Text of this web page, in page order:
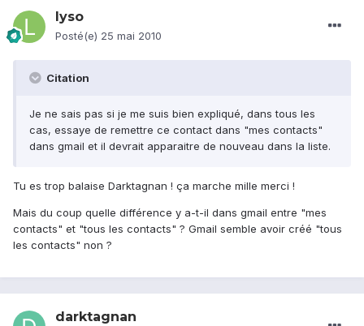
lyso
Posté(e) 25 mai 2010
Citation
Je ne sais pas si je me suis bien expliqué, dans tous les
cas, essaye de remettre ce contact dans "mes contacts"
dans gmail et il devrait apparaitre de nouveau dans la liste.
Tu es trop balaise Darktagnan ! ça marche mille merci !
Mais du coup quelle différence y a-t-il dans gmail entre "mes
contacts" et "tous les contacts" ? Gmail semble avoir créé "tous
les contacts" non ?
darktagnan